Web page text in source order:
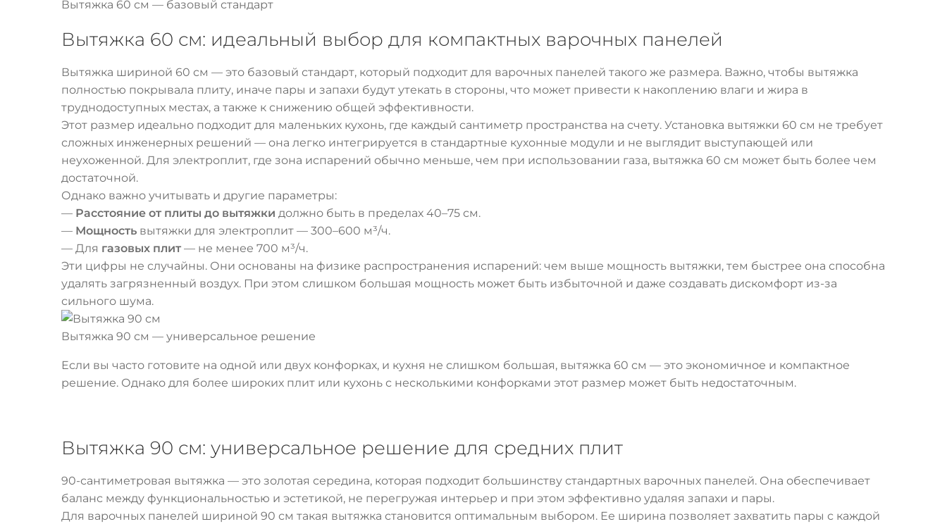
Вытяжка 60 см — базовый стандарт
Вытяжка 60 см: идеальный выбор для компактных варочных панелей
Вытяжка шириной 60 см — это базовый стандарт, который подходит для варочных панелей такого же размера. Важно, чтобы вытяжка
полностью покрывала плиту, иначе пары и запахи будут утекать в стороны, что может привести к накоплению влаги и жира в
труднодоступных местах, а также к снижению общей эффективности.
Этот размер идеально подходит для маленьких кухонь, где каждый сантиметр пространства на счету. Установка вытяжки 60 см не требует
сложных инженерных решений — она легко интегрируется в стандартные кухонные модули и не выглядит выступающей или
неухоженной. Для электроплит, где зона испарений обычно меньше, чем при использовании газа, вытяжка 60 см может быть более чем
достаточной.
Однако важно учитывать и другие параметры:
— Расстояние от плиты до вытяжки должно быть в пределах 40–75 см.
— Мощность вытяжки для электроплит — 300–600 м³/ч.
— Для газовых плит — не менее 700 м³/ч.
Эти цифры не случайны. Они основаны на физике распространения испарений: чем выше мощность вытяжки, тем быстрее она способна
удалять загрязненный воздух. При этом слишком большая мощность может быть избыточной и даже создавать дискомфорт из-за
сильного шума.
Вытяжка 90 см — универсальное решение
Если вы часто готовите на одной или двух конфорках, и кухня не слишком большая, вытяжка 60 см — это экономичное и компактное
решение. Однако для более широких плит или кухонь с несколькими конфорками этот размер может быть недостаточным.
Вытяжка 90 см: универсальное решение для средних плит
90-сантиметровая вытяжка — это золотая середина, которая подходит большинству стандартных варочных панелей. Она обеспечивает
баланс между функциональностью и эстетикой, не перегружая интерьер и при этом эффективно удаляя запахи и пары.
Для варочных панелей шириной 90 см такая вытяжка становится оптимальным выбором. Ее ширина позволяет захватить пары с каждой